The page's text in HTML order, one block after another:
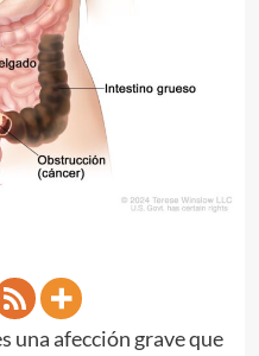
una afección grave que